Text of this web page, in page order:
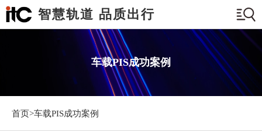
智慧轨道 品质出行
车载PIS成功案例
首页>车载PIS成功案例